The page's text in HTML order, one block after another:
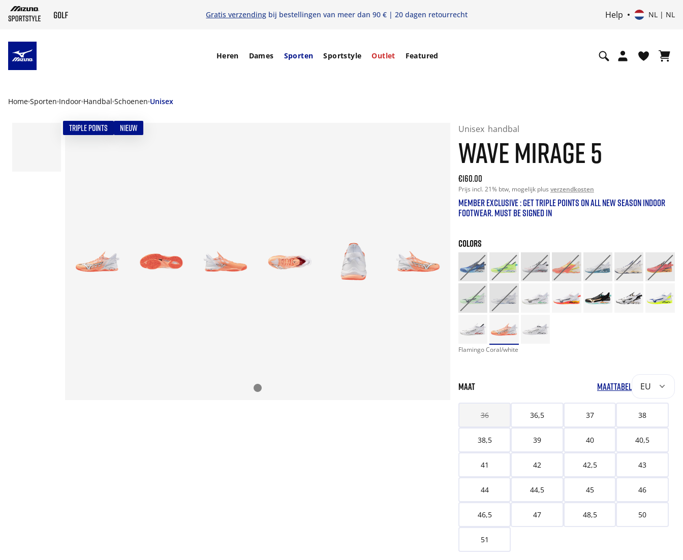
Gratis verzending bij bestellingen van meer dan 90 € | 20 dagen retourrecht Help NL | NL
Heren Dames Sporten Sportstyle Outlet Featured
Home Sporten Indoor Handbal Schoenen Unisex
TRIPLE POINTS NIEUW Unisex handbal
WAVE MIRAGE 5
Current price: 160.00. Prijs incl. 21% btw and possibly
€160.00
Prijs incl. 21% btw, mogelijk plus verzendkosten
MEMBER EXCLUSIVE : GET TRIPLE POINTS ON ALL NEW SEASON INDOOR
FOOTWEAR. MUST BE SIGNED IN
COLORS
Flamingo Coral/white
MAAT MAATTABEL EU
36 36,5 37 38
38,5 39 40 40,5
41 42 42,5 43
44 44,5 45 46
46,5 47 48,5 50
51